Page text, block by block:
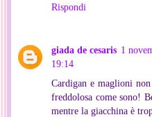
Rispondi
giada de cesaris 1
19:14
Cardigan e maglioni
freddolosa come sono!
mentre la giacchina è